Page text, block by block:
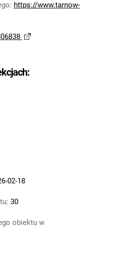
Zakładów
w
w
Zakładów
Zakładów
Zakładów
: https://www.tarnow-
02-18
30
obiektu w